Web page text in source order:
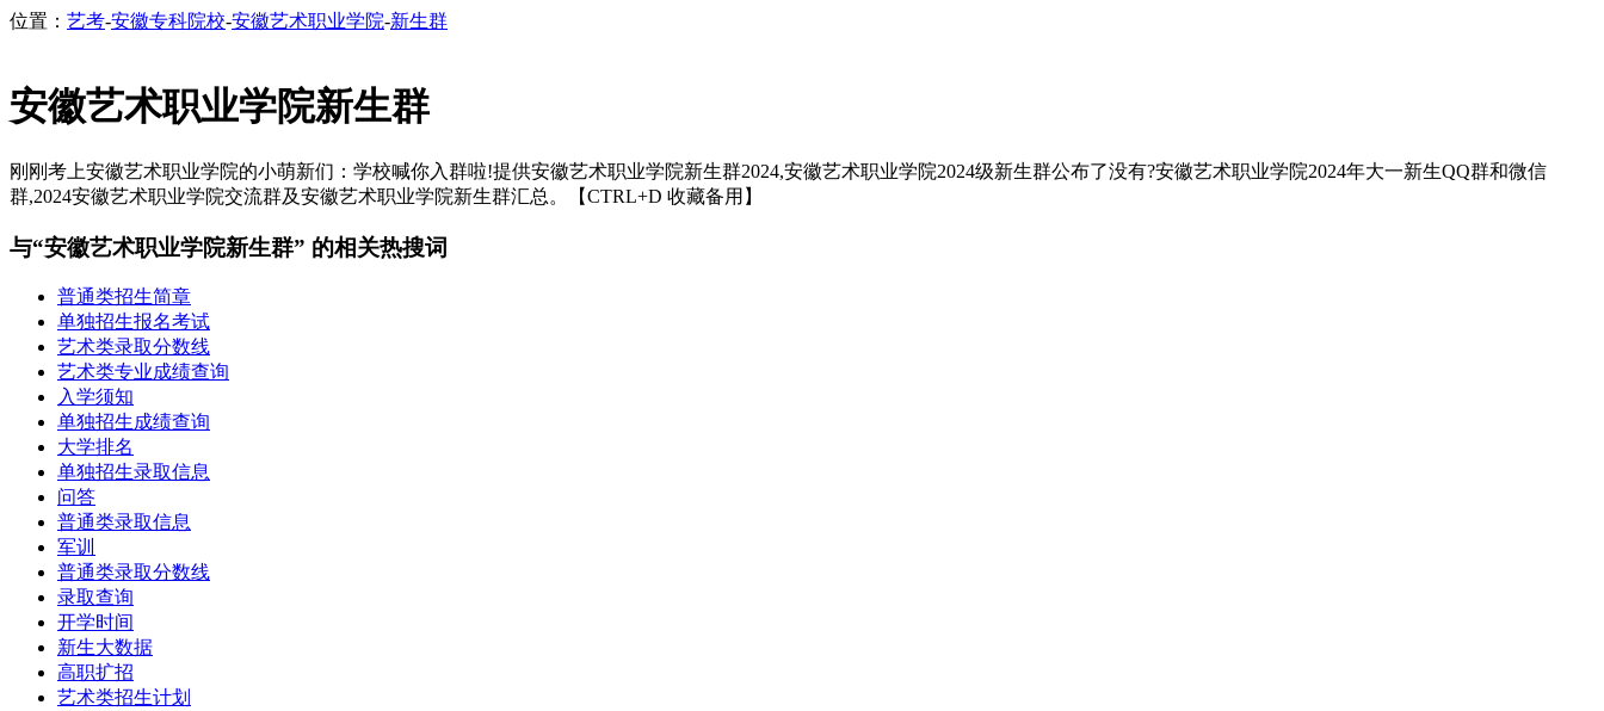
位置： 艺考-安徽专科院校-安徽艺术职业学院-新生群
安徽艺术职业学院新生群
刚刚考上安徽艺术职业学院的小萌新们：学校喊你入群啦!提供安徽艺术职业学院新生群2024,安徽艺术职业学院2024级新生群公布了没有?安徽艺术职业学院2024年大一新生QQ群和微信
群,2024安徽艺术职业学院交流群及安徽艺术职业学院新生群汇总。【CTRL+D 收藏备用】
与“安徽艺术职业学院新生群” 的相关热搜词
普通类招生简章
单独招生报名考试
艺术类录取分数线
艺术类专业成绩查询
入学须知
单独招生成绩查询
大学排名
单独招生录取信息
问答
普通类录取信息
军训
普通类录取分数线
录取查询
开学时间
新生大数据
高职扩招
艺术类招生计划